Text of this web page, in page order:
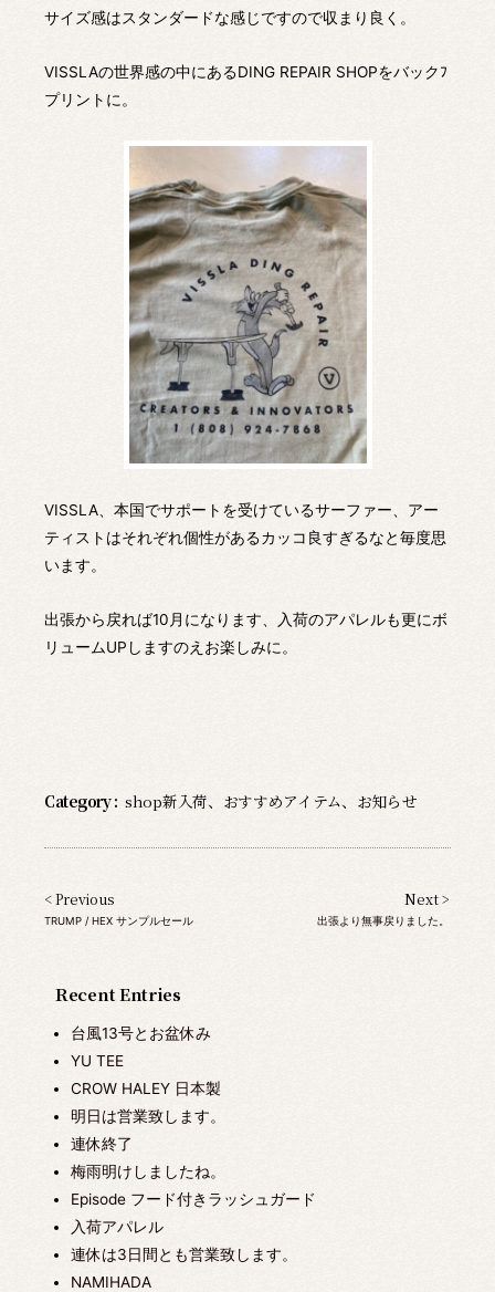
Recent Entries
台風13号とお盆休み
YU TEE
CROW HALEY 日本製
明日は営業致します。
連休終了
梅雨明けしましたね。
Episode フード付きラッシュガード
入荷アパレル
連休は3日間とも営業致します。
NAMIHADA
サイズ感はスタンダードな感じですので収まり良く。
VISSLAの世界感の中にあるDING REPAIR SHOPをバックﾌ
プリントに。
VISSLA、本国でサポートを受けているサーファー、アー
ティストはそれぞれ個性があるカッコ良すぎるなと毎度思
います。
出張から戻れば10月になります、入荷のアパレルも更にボ
リュームUPしますのえお楽しみに。
Category : shop新入荷、 おすすめアイテム、 お知らせ
< Previous
TRUMP / HEX サンプルセール
Next >
出張より無事戻りました。